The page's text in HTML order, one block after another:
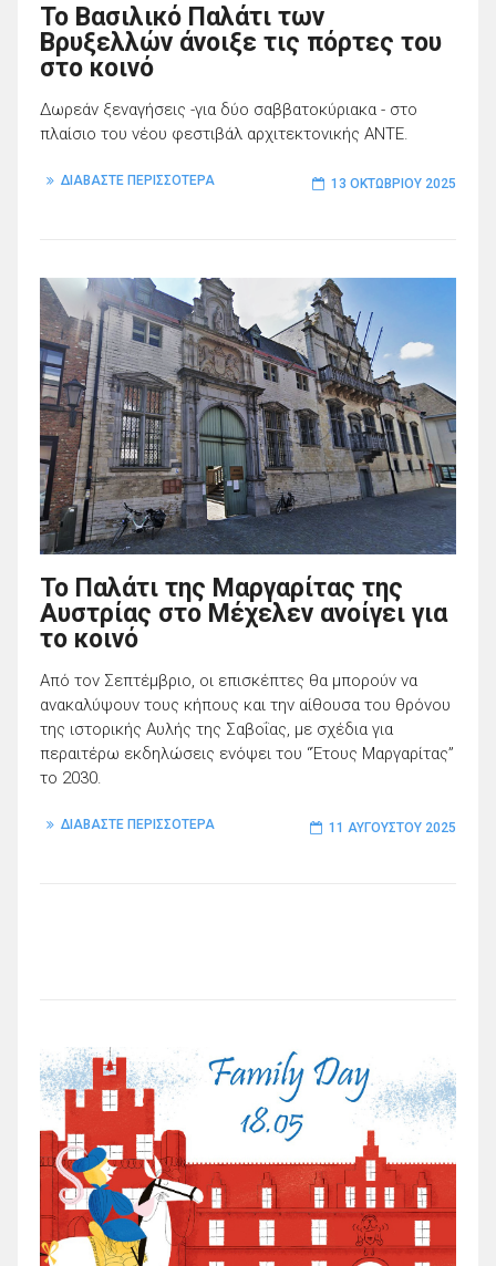
Το Βασιλικό Παλάτι των
Βρυξελλών άνοιξε τις πόρτες του
στο κοινό
Δωρεάν ξεναγήσεις -για δύο σαββατοκύριακα - στο
πλαίσιο του νέου φεστιβάλ αρχιτεκτονικής ANTE.
ΔΙΑΒΑΣΤΕ ΠΕΡΙΣΣΟΤΕΡΑ 13 ΟΚΤΩΒΡΊΟΥ 2025
Το Παλάτι της Μαργαρίτας της
Αυστρίας στο Μέχελεν ανοίγει για
το κοινό
Από τον Σεπτέμβριο, οι επισκέπτες θα μπορούν να
ανακαλύψουν τους κήπους και την αίθουσα του θρόνου
της ιστορικής Αυλής της Σαβοΐας, με σχέδια για
περαιτέρω εκδηλώσεις ενόψει του “Έτους Μαργαρίτας”
το 2030.
ΔΙΑΒΑΣΤΕ ΠΕΡΙΣΣΟΤΕΡΑ 11 ΑΥΓΟΎΣΤΟΥ 2025